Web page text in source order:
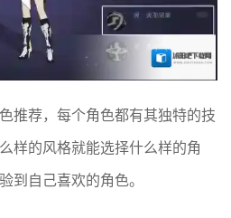
推荐，每个角色都有其独特的技
样的风格就能选择什么样的角
到自己喜欢的角色。